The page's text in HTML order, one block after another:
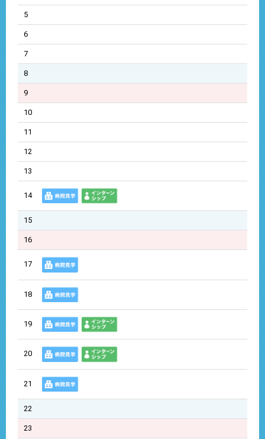
5
6
7
8
9
10
11
12
13
14
15
16
17
18
19
20
21
22
23